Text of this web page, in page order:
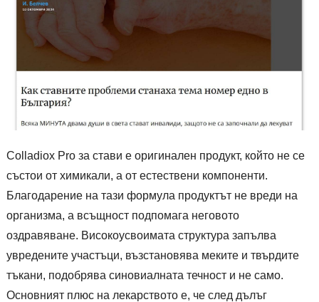
Colladiox Pro за стави е оригинален продукт, който не се
състои от химикали, а от естествени компоненти.
Благодарение на тази формула продуктът не вреди на
организма, а всъщност подпомага неговото
оздравяване. Високоусвоимата структура запълва
увредените участъци, възстановява меките и твърдите
тъкани, подобрява синовиалната течност и не само.
Основният плюс на лекарството е, че след дълъг